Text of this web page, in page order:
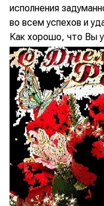
исполнения
во всем успехов и
Как хорошо, что Вы